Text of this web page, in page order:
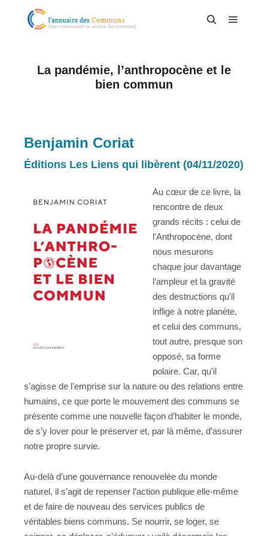
La pandémie, l’anthropocène et le
bien commun
Benjamin Coriat
Éditions Les Liens qui libèrent (04/11/2020)
Au cœur de ce livre, la
rencontre de deux
grands récits : celui de
l’Anthropocène, dont
nous mesurons
chaque jour davantage
l’ampleur et la gravité
des destructions qu’il
inflige à notre planète,
et celui des communs,
tout autre, presque son
opposé, sa forme
polaire. Car, qu’il
s’agisse de l’emprise sur la nature ou des relations entre
humains, ce que porte le mouvement des communs se
présente comme une nouvelle façon d’habiter le monde,
de s’y lover pour le préserver et, par là même, d’assurer
notre propre survie.
Au-delà d’une gouvernance renouvelée du monde
naturel, il s’agit de repenser l’action publique elle-même
et de faire de nouveau des services publics de
véritables biens communs. Se nourrir, se loger, se